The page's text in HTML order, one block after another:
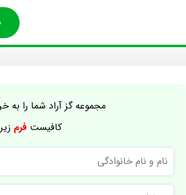
مجموعه گز آراد شما را
کافیستفرم
و
نام
خانوادگی
موبایل